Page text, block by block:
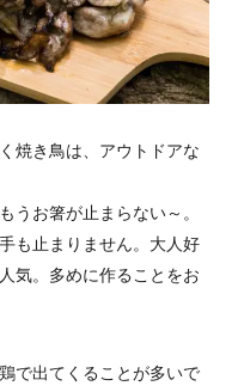
焼き鳥は、アウトドアな
うお箸が止まらない～。
も止まりません。大人好
気。多めに作ることをお
で出てくることが多いで